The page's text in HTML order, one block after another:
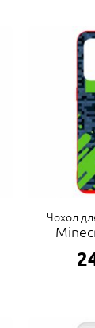
Чохол